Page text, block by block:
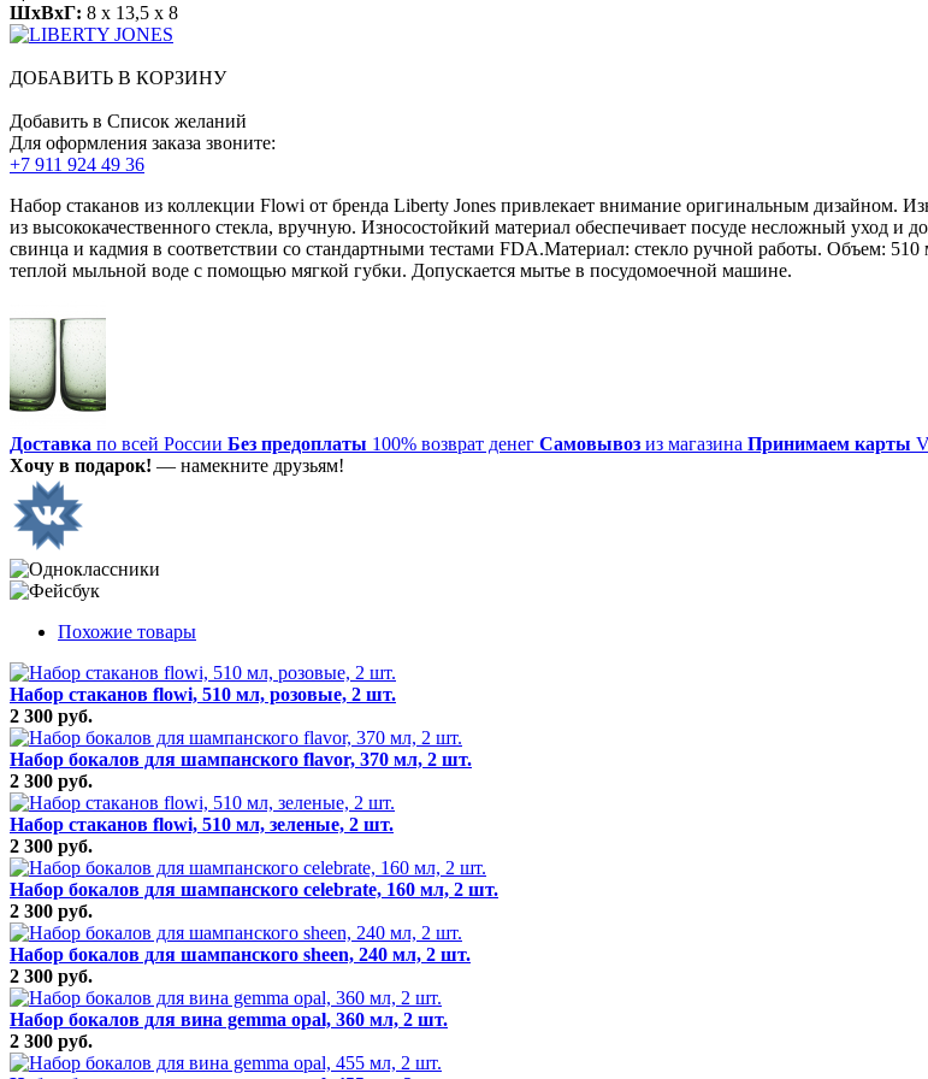
ШхВхГ: 8 x 13,5 x 8
ДОБАВИТЬ В КОРЗИНУ
Добавить в Список желаний
Для оформления заказа звоните:
+7 911 924 49 36
Набор стаканов из коллекции Flowi от бренда Liberty Jones привлекает внимание оригинальным дизайном.
из высококачественного стекла, вручную. Износостойкий материал обеспечивает посуде несложный уход
свинца и кадмия в соответствии со стандартными тестами FDA.Материал: стекло ручной работы. Объем:
теплой мыльной воде с помощью мягкой губки. Допускается мытье в посудомоечной машине.
Доставка по всей России Без предоплаты 100% возврат денег Самовывоз из магазина Принимаем карты
Хочу в подарок! — намекните друзьям!
Похожие товары
Набор стаканов flowi, 510 мл, розовые, 2 шт.
2 300 руб.
Набор бокалов для шампанского flavor, 370 мл, 2 шт.
2 300 руб.
Набор стаканов flowi, 510 мл, зеленые, 2 шт.
2 300 руб.
Набор бокалов для шампанского celebrate, 160 мл, 2 шт.
2 300 руб.
Набор бокалов для шампанского sheen, 240 мл, 2 шт.
2 300 руб.
Набор бокалов для вина gemma opal, 360 мл, 2 шт.
2 300 руб.